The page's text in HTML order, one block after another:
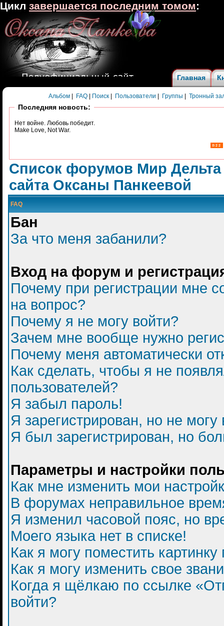
Главная
Альбом FAQ Поиск Пользователи Группы Тронный
Последняя новость:
Нет войне. Любовь победит.
Make Love, Not War.
Список форумов Мир
сайта Оксаны Панкеевой
FAQ
Бан
За что меня забанили?
Вход на форум и
Почему при регистрации мне
на вопрос?
Почему я не могу войти?
Зачем мне вообще нужно
Почему меня автоматически
Как сделать, чтобы я не
пользователей?
Я забыл пароль!
Я зарегистрирован, но не могу
Я был зарегистрирован, но
Параметры и настройки
Как мне изменить мои
В форумах неправильное
Я изменил часовой пояс, но
Моего языка нет в списке!
Как я могу поместить
Как я могу изменить свое
Когда я щёлкаю по ссылке
войти?
Цикл завершается последним томом: